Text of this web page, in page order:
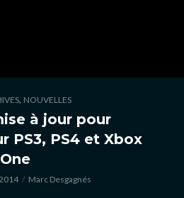
, NOUVELLES
à jour pour
PS3, PS4 et Xbox
One
Marc Desgagnés